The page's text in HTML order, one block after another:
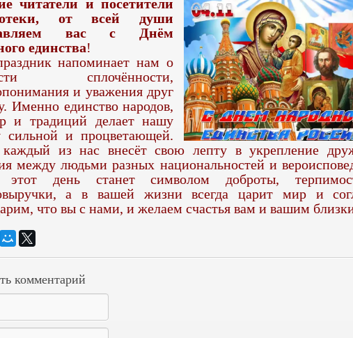
читатели и посетители
от всей души
вас с Днём
единства!
напоминает нам о
сплочённости,
и уважения друг
Именно единство народов,
и традиций делает нашу
сильной и процветающей.
каждый из нас внесёт свою лепту в укрепление
между людьми разных национальностей и
этот день станет символом доброты,
а в вашей жизни всегда царит мир и
что вы с нами, и желаем счастья вам и вашим
комментарий